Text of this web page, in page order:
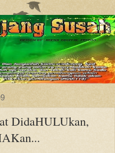
DidaHULUkan,